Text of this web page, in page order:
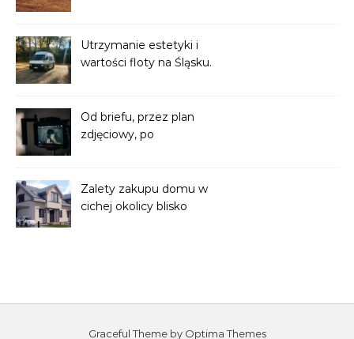
ziemnych
Utrzymanie estetyki i
wartości floty na Śląsku.
Od briefu, przez plan
zdjęciowy, po
produkcja filmowa?
Zalety zakupu domu w
cichej okolicy blisko
Graceful Theme by Optima Themes